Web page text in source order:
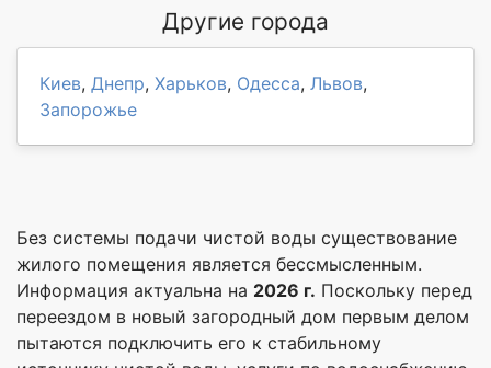
Другие города
Киев, Днепр, Харьков, Одесса, Львов,
Запорожье
Без системы подачи чистой воды существование
жилого помещения является бессмысленным.
Информация актуальна на 2026 г. Поскольку перед
переездом в новый загородный дом первым делом
пытаются подключить его к стабильному